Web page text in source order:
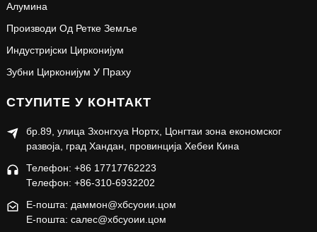
Алумина
Производи Од Ретке Земље
Индустријски Цирконијум
Зубни Цирконијум У Праху
СТУПИТЕ У КОНТАКТ
бр.89, улица Зхонгхуа Нортх, Цонгтаи зона економског
развоја, град Хандан, провинција Хебеи Кина
Телефон: +86 17717762223
Телефон: +86-310-6932202
Е-пошта: даммон@хбсуоии.цом
Е-пошта: салес@хбсуоии.цом